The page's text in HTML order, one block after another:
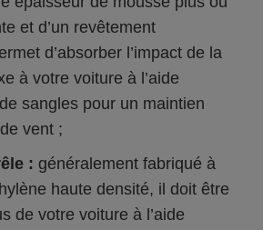
et d’un revêtement
d’absorber l’impact de la
à votre voiture à l’aide
sangles pour un maintien
vent ;
: généralement fabriqué à
haute densité, il doit être
de votre voiture à l’aide